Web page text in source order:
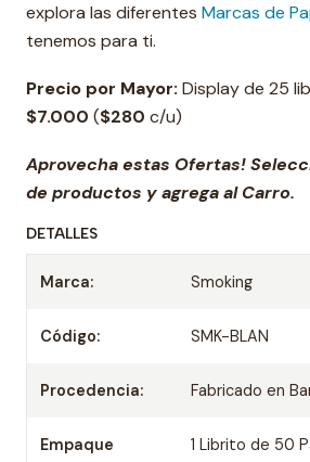
explora las diferentes Marcas de
tenemos para ti.
Precio por Mayor:Display de 25
$7.000 ($280 c/u)
Aprovecha estas Ofertas!
de productos y agrega al Carro.
DETALLES
Marca: Smoking
Código: SMK-BLAN
Procedencia: Fabricado en
Empaque
1 Librito de 50